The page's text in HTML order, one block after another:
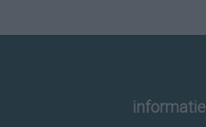
informatie